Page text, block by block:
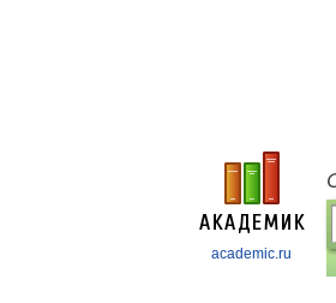
academic.ru